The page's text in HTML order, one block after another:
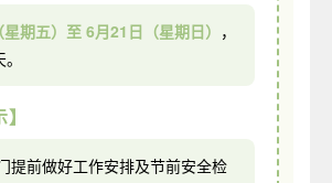
期五）至 6月21日（星期日） ，
提前做好工作安排及节前安全检